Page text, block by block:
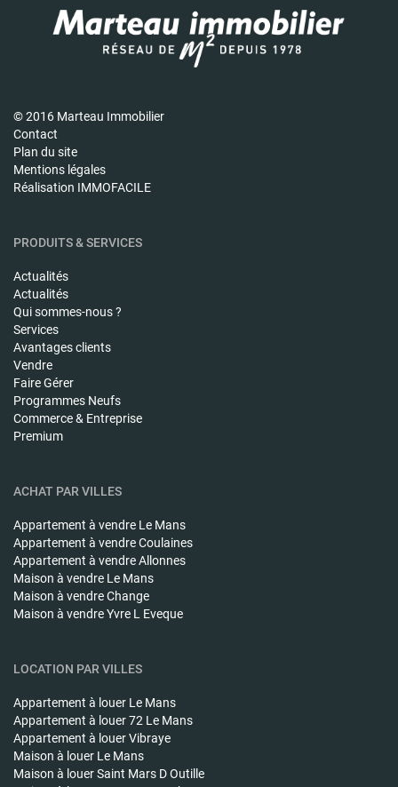
© 2016 Marteau Immobilier
Contact
Plan du site
Mentions légales
Réalisation IMMOFACILE
PRODUITS & SERVICES
Actualités
Actualités
Qui sommes-nous ?
Services
Avantages clients
Vendre
Faire Gérer
Programmes Neufs
Commerce & Entreprise
Premium
ACHAT PAR VILLES
Appartement à vendre Le Mans
Appartement à vendreCoulaines
Appartement à vendreAllonnes
Maison à vendre Le Mans
Maison à vendreChange
Maison à vendreYvre L Eveque
LOCATION PAR VILLES
Appartement à louer Le Mans
Appartement à louer72 Le Mans
Appartement à louerVibraye
Maison à louer Le Mans
Maison à louerSaint Mars D Outille